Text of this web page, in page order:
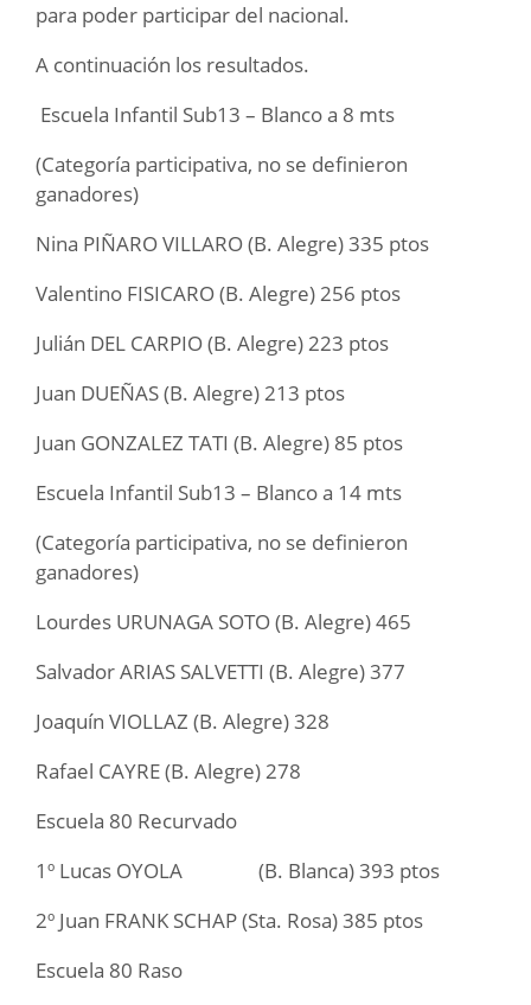
para poder participar del nacional.
A continuación los resultados.
Escuela Infantil Sub13 – Blanco a 8 mts
(Categoría participativa, no se definieron
ganadores)
Nina PIÑARO VILLARO (B. Alegre) 335 ptos
Valentino FISICARO (B. Alegre) 256 ptos
Julián DEL CARPIO (B. Alegre) 223 ptos
Juan DUEÑAS (B. Alegre) 213 ptos
Juan GONZALEZ TATI (B. Alegre) 85 ptos
Escuela Infantil Sub13 – Blanco a 14 mts
(Categoría participativa, no se definieron
ganadores)
Lourdes URUNAGA SOTO (B. Alegre) 465
Salvador ARIAS SALVETTI (B. Alegre) 377
Joaquín VIOLLAZ (B. Alegre) 328
Rafael CAYRE (B. Alegre) 278
Escuela 80 Recurvado
1º Lucas OYOLA (B. Blanca) 393 ptos
2º Juan FRANK SCHAP (Sta. Rosa) 385 ptos
Escuela 80 Raso